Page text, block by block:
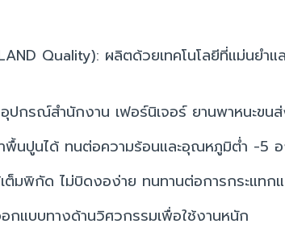
Quality): ผลิตด้วยเทคโนโลยีที่แม่นยำแ
ปกรณ์สำนักงาน เฟอร์นิเจอร์ ยานพาหนะขน
าพื้นปูนได้ ทนต่อความร้อนและอุณหภูมิต่ำ -5
มพิกัด ไม่บิดงอง่าย ทนทานต่อการกระแทกแ
กแบบทางด้านวิศวกรรมเพื่อใช้งานหนัก